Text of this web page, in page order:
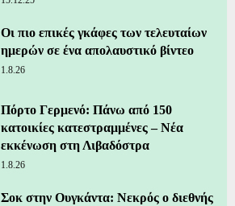
Οι πιο επικές γκάφες των τελευταίων
ημερών σε ένα απολαυστικό βίντεο
1.8.26
Πόρτο Γερμενό: Πάνω από 150
κατοικίες κατεστραμμένες – Νέα
εκκένωση στη Λιβαδόστρα
1.8.26
Σοκ στην Ουγκάντα: Νεκρός ο διεθνής